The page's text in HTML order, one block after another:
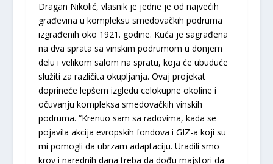
Dragan Nikolić, vlasnik je jedne je od najvećih
građevina u kompleksu smedovačkih podruma
izgrađenih oko 1921. godine. Kuća je sagrađena
na dva sprata sa vinskim podrumom u donjem
delu i velikom salom na spratu, koja će ubuduće
služiti za različita okupljanja. Ovaj projekat
doprineće lepšem izgledu celokupne okoline i
očuvanju kompleksa smedovačkih vinskih
podruma. “Krenuo sam sa radovima, kada se
pojavila akcija evropskih fondova i GIZ-a koji su
mi pomogli da ubrzam adaptaciju. Uradili smo
krov i narednih dana treba da dođu majstori da